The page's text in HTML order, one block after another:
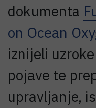
dokumenta
on Ocean
iznijeli
pojave te
upravljanje,